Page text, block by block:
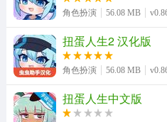
角色扮演 56.08 MB
扭蛋人生2 汉化版
角色扮演 56.08 MB
扭蛋人生中文版